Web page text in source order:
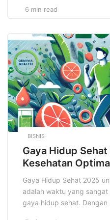
besar daripada sekadar
pelanggan potensial, dan
penentu dalam keputusan
dengan […]
6 min read
BISNIS
Gaya Hidup
Kesehatan
Gaya Hidup Sehat 2025
adalah waktu yang
gaya hidup sehat.